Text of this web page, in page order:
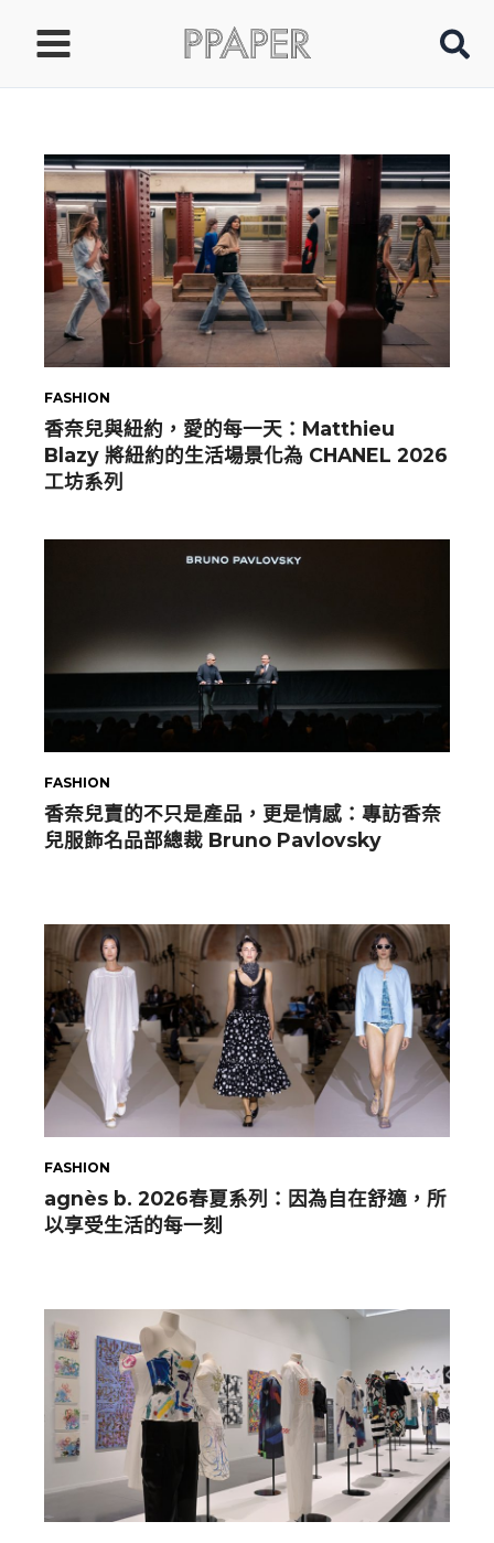
要
FASHION
香奈兒與紐約，愛的每一天：Matthieu
Blazy 將紐約的生活場景化為 CHANEL 2026
工坊系列
FASHION
香奈兒賣的不只是產品，更是情感：專訪香奈
兒服飾名品部總裁 Bruno Pavlovsky
FASHION
agnès b. 2026春夏系列：因為自在舒適，所
以享受生活的每一刻